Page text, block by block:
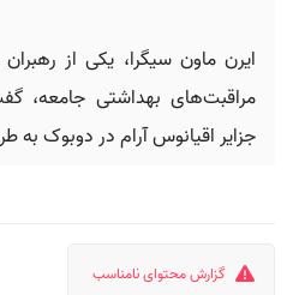
ایرن ماون سیگرا، یکی از
مراقبت‌های بهداشتی جامعه،
جزایر اقیانوس آرام در دوبوک به
گزارش محتوای نامناسب